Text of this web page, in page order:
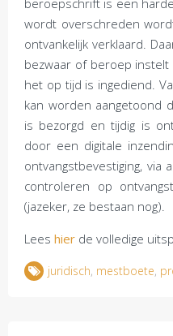
beroepschrift is een
wordt overschreden
ontvankelijk verklaard.
bezwaar of beroep
het op tijd is ingediend.
kan worden aangetoond
is bezorgd en tijdig is
door een digitale
ontvangstbevestiging, via
controleren op
(jazeker, ze bestaan nog).
Lees hier de volledige
juridisch, mestboete,